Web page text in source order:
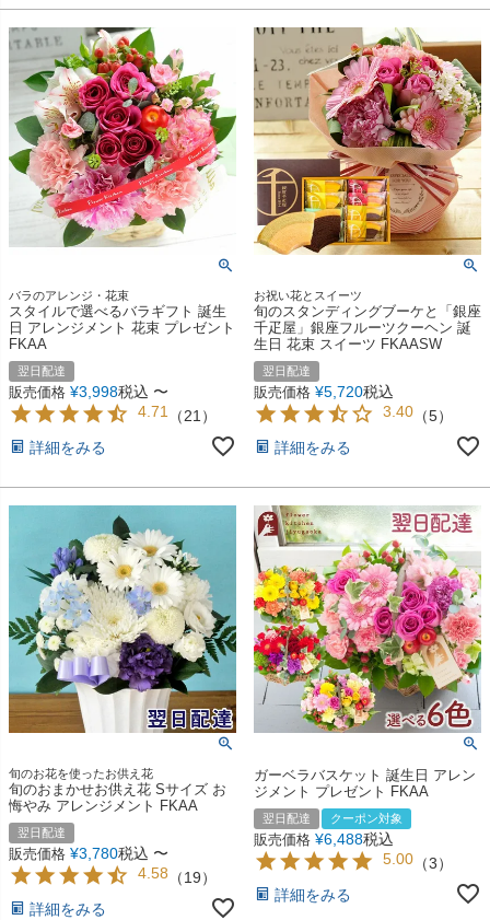
バラのアレンジ・花束
スタイルで選べるバラギフト 誕生
日 アレンジメント 花束 プレゼント
FKAA
翌日配達
販売価格 ¥3,998税込 〜
4.71 （21）
詳細をみる
お祝い花とスイーツ
旬のスタンディングブーケと「銀座
千疋屋」銀座フルーツクーヘン 誕
生日 花束 スイーツ FKAASW
翌日配達
販売価格 ¥5,720税込
3.40 （5）
詳細をみる
旬のお花を使ったお供え花
旬のおまかせお供え花 Sサイズ お
悔やみ アレンジメント FKAA
翌日配達
販売価格 ¥3,780税込 〜
4.58 （19）
詳細をみる
ガーベラバスケット 誕生日 アレン
ジメント プレゼント FKAA
翌日配達 クーポン対象
販売価格 ¥6,488税込
5.00 （3）
詳細をみる